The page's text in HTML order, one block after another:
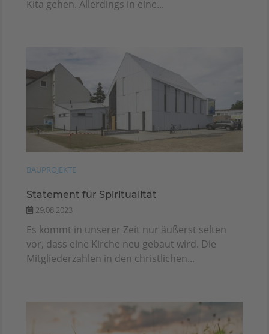
Kita gehen. Allerdings in eine...
BAUPROJEKTE
Statement für Spiritualität
29.08.2023
Es kommt in unserer Zeit nur äußerst selten
vor, dass eine Kirche neu gebaut wird. Die
Mitgliederzahlen in den christlichen...